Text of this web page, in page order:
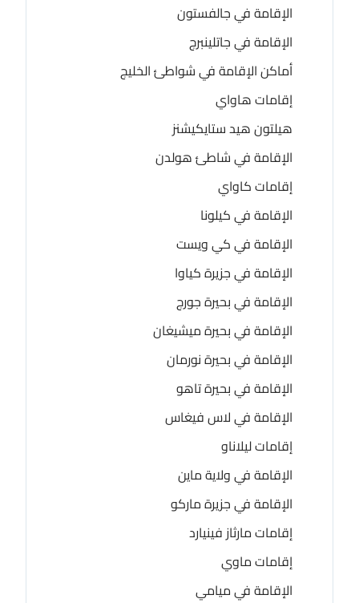
الإقامة في جالفستون
الإقامة في جاتلينبرج
أماكن الإقامة في شواطئ الخليج
إقامات هاواي
هيلتون هيد ستايكيشنز
الإقامة في شاطئ هولدن
إقامات كاواي
الإقامة في كيلونا
الإقامة في كي ويست
الإقامة في جزيرة كياوا
الإقامة في بحيرة جورج
الإقامة في بحيرة ميشيغان
الإقامة في بحيرة نورمان
الإقامة في بحيرة تاهو
الإقامة في لاس فيغاس
إقامات ليلاناو
الإقامة في ولاية ماين
الإقامة في جزيرة ماركو
إقامات مارثاز فينيارد
إقامات ماوي
الإقامة في ميامي